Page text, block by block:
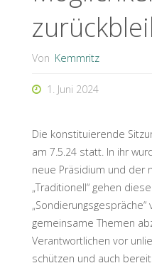
Von Kemmritz
1. Juni 2024
Die konstituierende
am 7.5.24 statt. In ihr
neue Präsidium und der
„Traditionell“ gehen
gemeinsame Themen
Verantwortlichen vor
schützen und auch